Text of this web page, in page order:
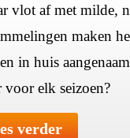
vlot af met milde,
maken
in huis
voor elk seizoen?
verder